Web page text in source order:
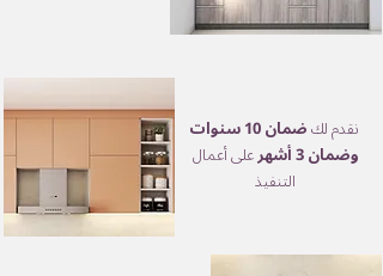
نقدم لكضمان 10 سنوات
وضمان 3 أشهر على أعمال
التنفيذ